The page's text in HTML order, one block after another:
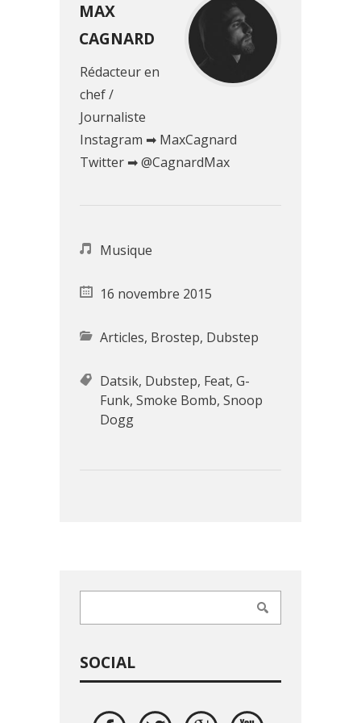
MAX
CAGNARD
Rédacteur en
chef /
Journaliste
Instagram ➡ MaxCagnard
Twitter ➡ @CagnardMax
Musique
16 novembre 2015
Articles, Brostep, Dubstep
Datsik, Dubstep, Feat, G-
Funk, Smoke Bomb, Snoop
Dogg
SOCIAL